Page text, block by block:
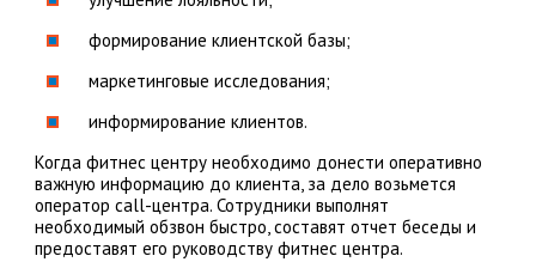
формирование клиентской базы;
маркетинговые исследования;
информирование клиентов.
Когда фитнес центру необходимо донести оперативно
важную информацию до клиента, за дело возьмется
оператор call-центра. Сотрудники выполнят
необходимый обзвон быстро, составят отчет беседы и
предоставят его руководству фитнес центра.